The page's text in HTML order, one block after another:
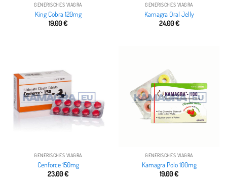
GENERISCHES VIAGRA
King Cobra 120mg
19.00€
GENERISCHES VIAGRA
Kamagra Oral Jelly
24.00€
GENERISCHES VIAGRA
Cenforce 150mg
23.00€
GENERISCHES VIAGRA
Kamagra Polo 100mg
19.00€